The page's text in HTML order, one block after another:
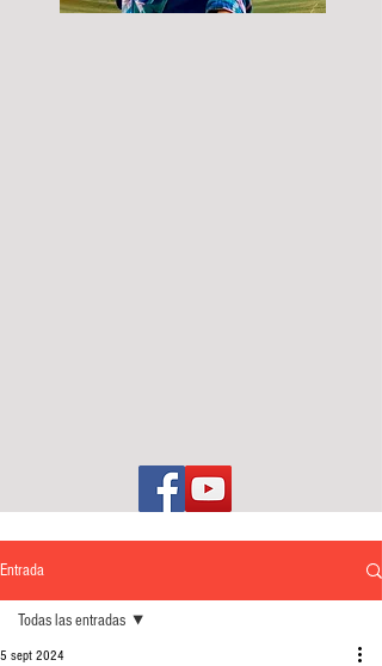
Entrada
Todas las entradas
5 sept 2024